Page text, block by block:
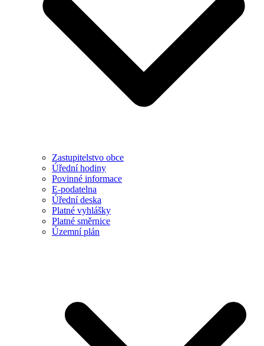
Zastupitelstvo obce
Úřední hodiny
Povinné informace
E-podatelna
Úřední deska
Platné vyhlášky
Platné směrnice
Územní plán